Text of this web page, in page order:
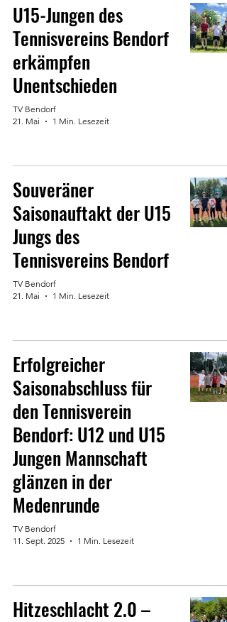
U15-Jungen des
Tennisvereins Bendorf
erkämpfen
Unentschieden
TV Bendorf
21. Mai
1 Min. Lesezeit
Souveräner
Saisonauftakt der U15
Jungs des
Tennisvereins Bendorf
TV Bendorf
21. Mai
1 Min. Lesezeit
Erfolgreicher
Saisonabschluss für
den Tennisverein
Bendorf: U12 und U15
Jungen Mannschaft
glänzen in der
Medenrunde
TV Bendorf
11. Sept. 2025
1 Min. Lesezeit
Hitzeschlacht 2.0 –